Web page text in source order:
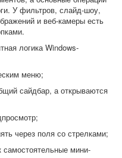
У фильтров, слайд-шоу,
и веб-камеры есть
логика Windows-
меню;
сайдбар, а открываются
через поля со стрелками;
мини-